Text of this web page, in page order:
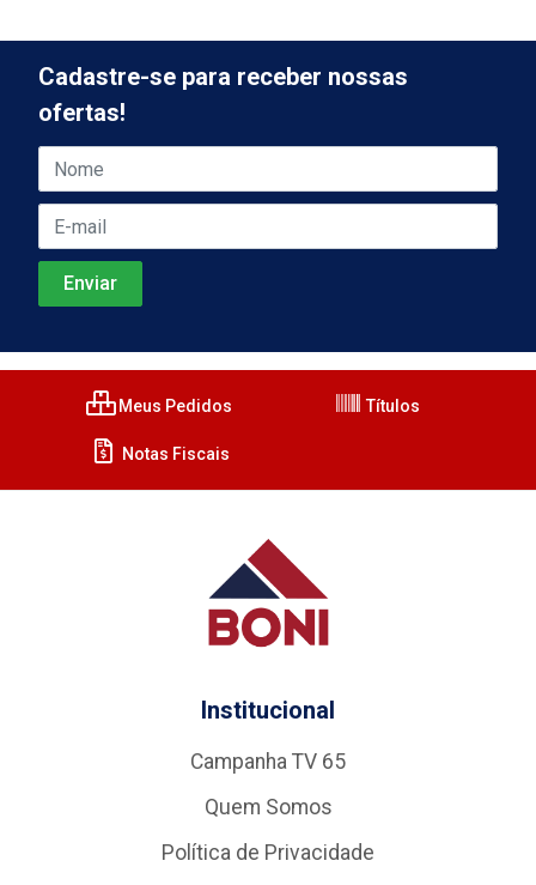
Cadastre-se para receber nossas
ofertas!
Meus Pedidos Títulos
Notas Fiscais
Institucional
Campanha TV 65
Quem Somos
Política de Privacidade